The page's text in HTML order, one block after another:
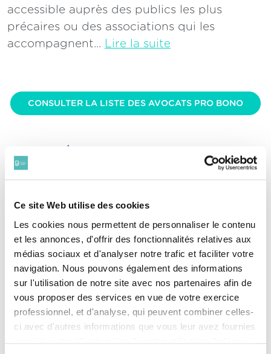
Ce site Web utilise des cookies
Les cookies nous permettent de personnaliser le contenu
et les annonces, d'offrir des fonctionnalités relatives aux
médias sociaux et d'analyser notre trafic et faciliter votre
navigation. Nous pouvons également des informations
sur l'utilisation de notre site avec nos partenaires afin de
vous proposer des services en vue de votre exercice
professionnel, et d'analyse, qui peuvent combiner celles-
ci avec d'autres informations que vous leur avez fournies
accessible auprès des publics les plus
précaires ou des associations qui les
accompagnent... Lire la suite
CONSULTER LA LISTE DES AVOCATS PRO BONO
1.
Vous avez assuré au moins 25h d'activité
Pro Bono en 2025 ?